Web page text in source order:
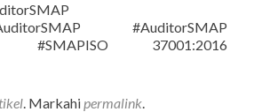
#AuditorSMAP
#SMAPISO 37001:2016
. Markahipermalink.